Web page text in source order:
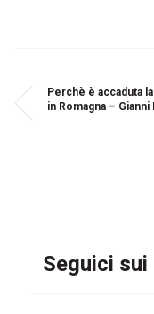
Perchè è accaduta
in Romagna – Gianni
Seguici sui